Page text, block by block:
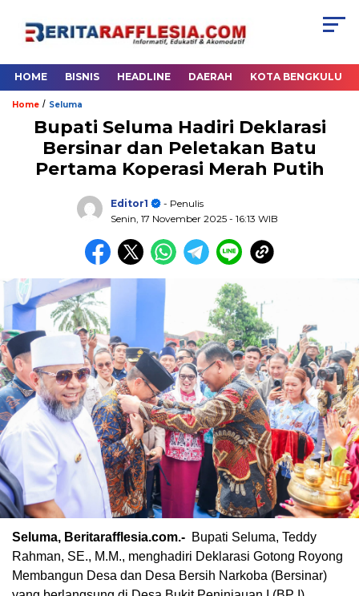
HOME BISNIS HEADLINE DAERAH KOTA BENGKULU
Home / Seluma
Bupati Seluma Hadiri Deklarasi
Bersinar dan Peletakan Batu
Pertama Koperasi Merah Putih
Editor1
- Penulis
Senin, 17 November 2025 - 16:13 WIB
Seluma, Beritarafflesia.com.- Bupati Seluma, Teddy
Rahman, SE., M.M., menghadiri Deklarasi Gotong Royong
Membangun Desa dan Desa Bersih Narkoba (Bersinar)